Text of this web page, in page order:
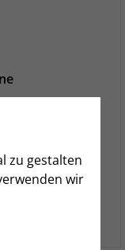
zu gestalten
wir